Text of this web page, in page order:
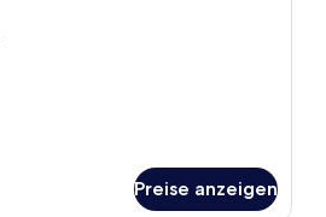
Preise anzeigen